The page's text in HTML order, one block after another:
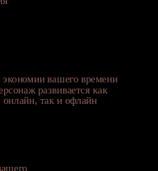
экономии вашего времени
развивается как
онлайн, так и офлайн